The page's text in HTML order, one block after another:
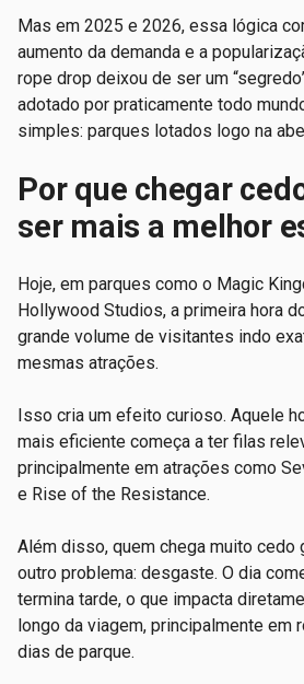
Mas em 2025 e 2026, essa lógica
aumento da demanda e a
rope drop deixou de ser um
adotado por praticamente todo
simples: parques lotados logo na
Por que chegar
ser mais a melhor
Hoje, em parques como o Magic
Hollywood Studios, a primeira hora
grande volume de visitantes indo
mesmas atrações.
Isso cria um efeito curioso. Aquele
mais eficiente começa a ter filas
principalmente em atrações como
e Rise of the Resistance.
Além disso, quem chega muito cedo
outro problema: desgaste. O dia
termina tarde, o que impacta
longo da viagem, principalmente em
dias de parque.